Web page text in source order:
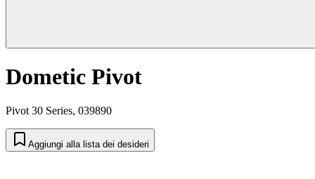
Dometic Pivot
Pivot 30 Series, 039890
Aggiungi alla lista dei desideri